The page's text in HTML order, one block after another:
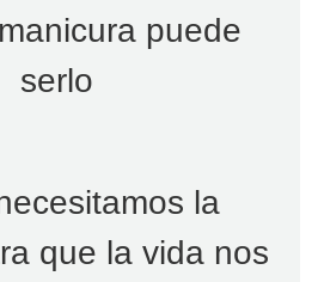
puede
serlo
la
que la vida nos